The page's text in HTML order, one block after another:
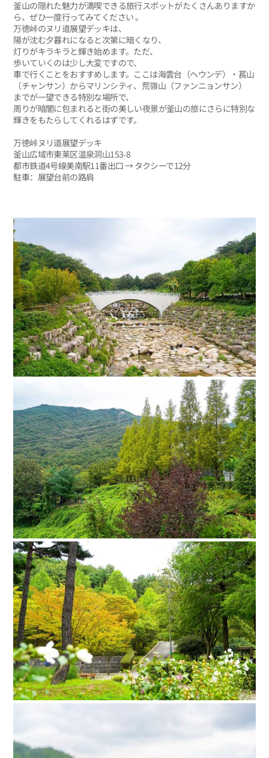
釜山の隠れた魅力が満喫できる旅行スポットがたくさんありますか
ら、ぜひ一度行ってみてください 。
万徳峠のヌリ道展望デッキは、
陽が沈む夕暮れになると次第に暗くなり、
灯りがキラキラと輝き始めます。ただ、
歩いていくのは少し大変ですので、
車で行くことをおすすめします。ここは海雲台（ヘウンデ）・萇山
（チャンサン）からマリンシティ、荒嶺山（ファンニョンサン）
までが一望できる特別な場所で、
周りが暗闇に包まれると街の美しい夜景が釜山の旅にさらに特別な
輝きをもたらしてくれるはずです。
万徳峠ヌリ道展望デッキ
釜山広域市東莱区温泉洞山153-8
都市鉄道4号線美南駅11番出口 → タクシーで12分
駐車：展望台前の路肩